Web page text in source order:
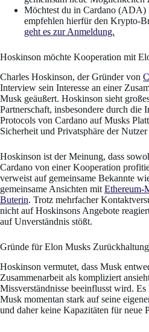
Möchtest du in Cardano (ADA)
empfehlen hierfür den Krypto-
geht es zur Anmeldung.
Hoskinson möchte Kooperation mit
Charles Hoskinson, der Gründer von
Interview sein Interesse an einer
Musk geäußert. Hoskinson sieht
Partnerschaft, insbesondere durch die
Protocols von Cardano auf Musks
Sicherheit und Privatsphäre der
Hoskinson ist der Meinung, dass
Cardano von einer Kooperation
verweist auf gemeinsame Bekannte
gemeinsame Ansichten mit Ethereum-
Buterin. Trotz mehrfacher
nicht auf Hoskinsons Angebote
auf Unverständnis stößt.
Gründe für Elon Musks Zurückhaltung
Hoskinson vermutet, dass Musk
Zusammenarbeit als kompliziert
Missverständnisse beeinflusst wird. Es
Musk momentan stark auf seine
und daher keine Kapazitäten für neue